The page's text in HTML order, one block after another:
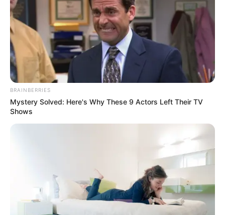
BRAINBERRIES
Mystery Solved: Here's Why These 9 Actors Left Their TV
Shows